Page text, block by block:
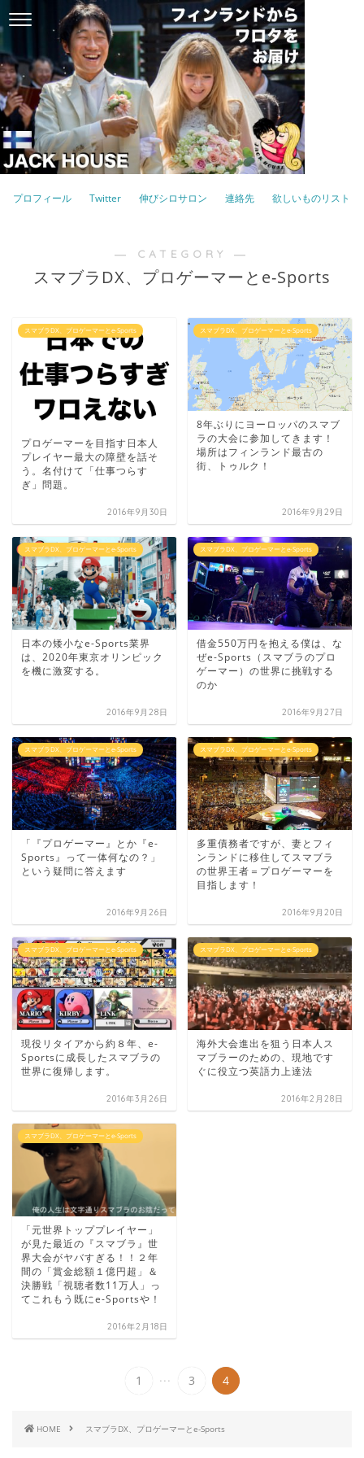
プロフィール Twitter 伸びシロサロン 連絡先 欲しいものリスト
― CATEGORY ―
スマブラDX、プロゲーマーとe-Sports
スマブラDX、プロゲーマーとe-Sports
プロゲーマーを目指す日本人
プレイヤー最大の障壁を話そ
う。名付けて「仕事つらす
ぎ」問題。
2016年9月30日
スマブラDX、プロゲーマーとe-Sports
8年ぶりにヨーロッパのスマブ
ラの大会に参加してきます！
場所はフィンランド最古の
街、トゥルク！
2016年9月29日
スマブラDX、プロゲーマーとe-Sports
日本の矮小なe-Sports業界
は、2020年東京オリンピック
を機に激変する。
2016年9月28日
スマブラDX、プロゲーマーとe-Sports
借金550万円を抱える僕は、な
ぜe-Sports（スマブラのプロ
ゲーマー）の世界に挑戦する
のか
2016年9月27日
スマブラDX、プロゲーマーとe-Sports
「『プロゲーマー』とか『e-
Sports』って一体何なの？」
という疑問に答えます
2016年9月26日
スマブラDX、プロゲーマーとe-Sports
多重債務者ですが、妻とフィ
ンランドに移住してスマブラ
の世界王者＝プロゲーマーを
目指します！
2016年9月20日
スマブラDX、プロゲーマーとe-Sports
現役リタイアから約８年、e-
Sportsに成長したスマブラの
世界に復帰します。
2016年3月26日
スマブラDX、プロゲーマーとe-Sports
海外大会進出を狙う日本人ス
マブラーのための、現地です
ぐに役立つ英語力上達法
2016年2月28日
スマブラDX、プロゲーマーとe-Sports
「元世界トッププレイヤー」
が見た最近の『スマブラ』世
界大会がヤバすぎる！！２年
間の「賞金総額１億円超」＆
決勝戦「視聴者数11万人」っ
てこれもう既にe-Sportsや！
2016年2月18日
1 ... 3 4
HOME スマブラDX、プロゲーマーとe-Sports